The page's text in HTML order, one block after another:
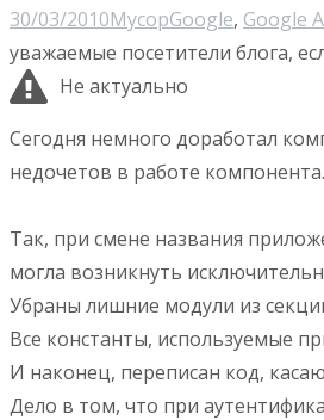
30/03/2010МусорGoogle, Google
уважаемые посетители блога,
Не актуально
Сегодня немного доработал
недочетов в работе компонента.
Так, при смене названия
могла возникнуть
Убраны лишние модули из
Все константы, используемые
И наконец, переписан код,
Дело в том, что при